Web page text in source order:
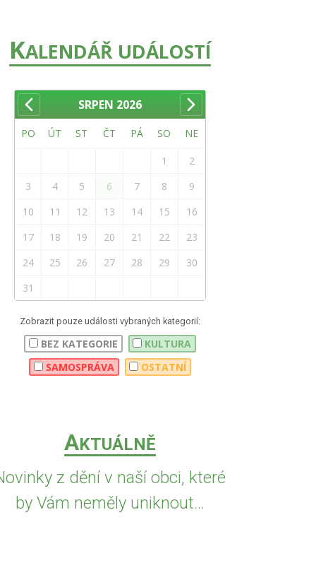
KALENDÁŘ UDÁLOSTÍ
SRPEN 2026
PO ÚT ST ČT PÁ SO NE
1
2
3
4 5 6 7 8
9
10
11 12 13 14 15
16
17
18 19 20 21 22
23
24
25 26 27 28 29
30
31
Zobrazit pouze události vybraných kategorií:
BEZ KATEGORIE
KULTURA
SAMOSPRÁVA
OSTATNÍ
AKTUÁLNĚ
z dění v naší obci, které
by Vám neměly uniknout...